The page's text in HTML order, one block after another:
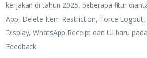
kerjakan di tahun 2025, beberapa fitur
App, Delete Item Restriction, Force
Display, WhatsApp Receipt dan UI baru
Feedback.